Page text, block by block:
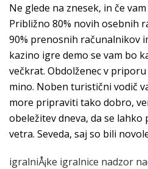
Ne glede na znesek, in če
Približno 80% novih osebnih
90% prenosnih računalnikov
kazino igre demo se vam bo
večkrat. Obdolženec v
mino. Noben turistični vodič
more pripraviti tako dobro,
obeležitev dneva, da se
vetra. Seveda, saj so bili
igralniÅ¡ke igralnice nadzor